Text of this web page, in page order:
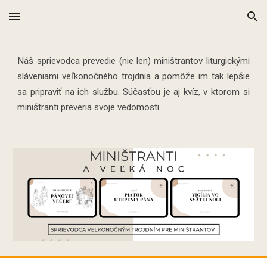
Skip to main content Skip to navigation
Náš sprievodca prevedie (nie len) miništrantov liturgickými
sláveniami veľkonočného trojdnia a pomôže im tak lepšie
sa pripraviť na ich službu. Súčasťou je aj kvíz, v ktorom si
miništranti preveria svoje vedomosti.